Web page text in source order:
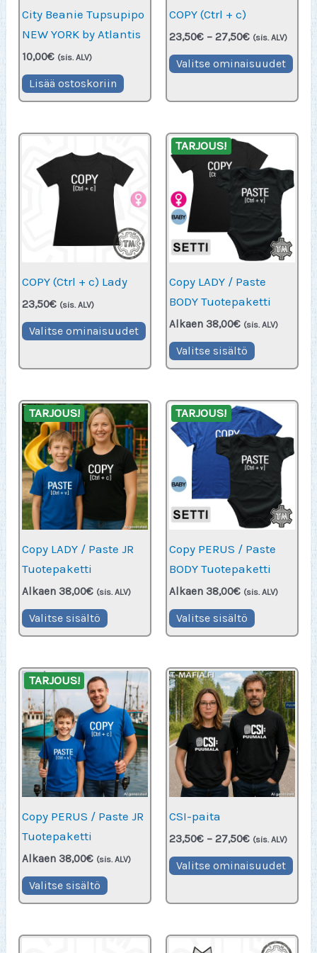
City Beanie Tupsupipo
NEW YORK by Atlantis
10,00€ (sis. ALV)
Lisää ostoskoriin
COPY (Ctrl + c)
23,50€ – 27,50€Hintaluokka:
-
27,50€
(sis. ALV)
Valitse ominaisuudet
on
COPY (Ctrl + c) Lady
23,50€ (sis. ALV)
Valitse ominaisuudet Tällä
tuotteella
on
muunnelma.
Voit
tehdä
valinnat
tuotteen
sivulla.
TARJOUS!
Copy LADY / Paste
BODY Tuotepaketti
Alkaen 38,00€ (sis. ALV)
Valitse sisältö
TARJOUS!
Copy LADY / Paste JR
Tuotepaketti
Alkaen 38,00€ (sis. ALV)
Valitse sisältö
TARJOUS!
Copy PERUS / Paste
BODY Tuotepaketti
Alkaen 38,00€ (sis. ALV)
Valitse sisältö
TARJOUS!
Copy PERUS / Paste JR
Tuotepaketti
Alkaen 38,00€ (sis. ALV)
Valitse sisältö
CSI-paita
23,50€ – 27,50€Hintaluokka:
-
27,50€
(sis. ALV)
Valitse ominaisuudet
on